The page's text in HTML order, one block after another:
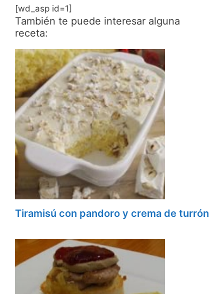
[wd_asp id=1]
También te puede interesar alguna
receta:
Tiramisú con pandoro y crema de turrón